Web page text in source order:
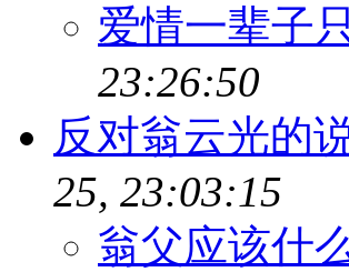
爱情一辈子
23:26:50
反对翁云光的
25, 23:03:15
翁父应该什